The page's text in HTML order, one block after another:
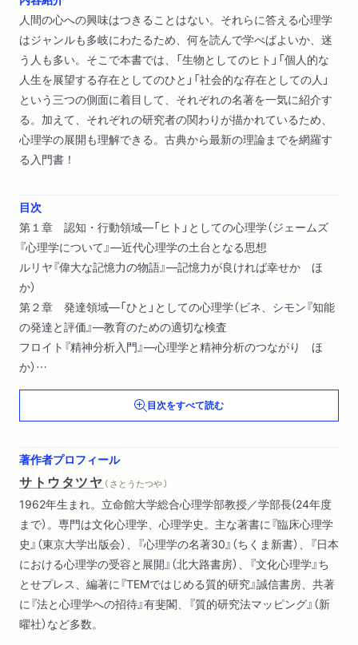
人間の心への興味はつきることはない。それらに答える心理学
はジャンルも多岐にわたるため、何を読んで学べばよいか、迷
う人も多い。そこで本書では、「生物としてのヒト」「個人的な
人生を展望する存在としてのひと」「社会的な存在としての人」
という三つの側面に着目して、それぞれの名著を一気に紹介す
る。加えて、それぞれの研究者の関わりが描かれているため、
心理学の展開も理解できる。古典から最新の理論までを網羅す
る入門書！
目次
第１章 認知・行動領域―「ヒト」としての心理学（ジェームズ
『心理学について』―近代心理学の土台となる思想
ルリヤ『偉大な記憶力の物語』―記憶力が良ければ幸せか ほ
か）
第２章 発達領域―「ひと」としての心理学（ビネ、シモン『知能
の発達と評価』―教育のための適切な検査
フロイト『精神分析入門』―心理学と精神分析のつながり ほ
か）
第３章 社会領域―「人」としての心理学（フロム『自由からの逃
走』―人間の本質とは何か
フランクル『夜と霧』―人生の意味を問いなおす ほか）
まで信用できるか
ヴァルシナー『新しい文化心理学の構築』―普遍と個別を架橋す
る概念としての文化 ほか）
目次をすべて読む
著作者プロフィール
サトウタツヤ （ さとうたつや ）
1962年生まれ。立命館大学総合心理学部教授／学部長(24年度
まで）。専門は文化心理学、心理学史。主な著書に『臨床心理学
史』（東京大学出版会）、『心理学の名著30』（ちくま新書）、『日本
における心理学の受容と展開』（北大路書房）、『文化心理学』ち
とせプレス、編著に『TEMではじめる質的研究』誠信書房、共著
に『法と心理学への招待』有斐閣、『質的研究法マッピング』（新
曜社）など多数。